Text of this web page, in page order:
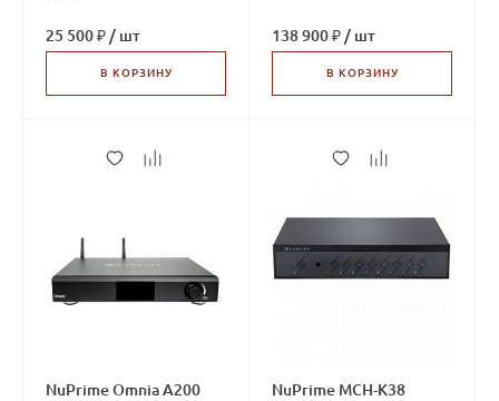
25 500 ₽ / шт
В КОРЗИНУ
138 900 ₽ / шт
В КОРЗИНУ
NuPrime Omnia A200 NuPrime MCH-K38